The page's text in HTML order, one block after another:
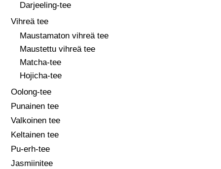
Darjeeling-tee
Vihreä tee
Maustamaton vihreä tee
Maustettu vihreä tee
Matcha-tee
Hojicha-tee
Oolong-tee
Punainen tee
Valkoinen tee
Keltainen tee
Pu-erh-tee
Jasmiinitee